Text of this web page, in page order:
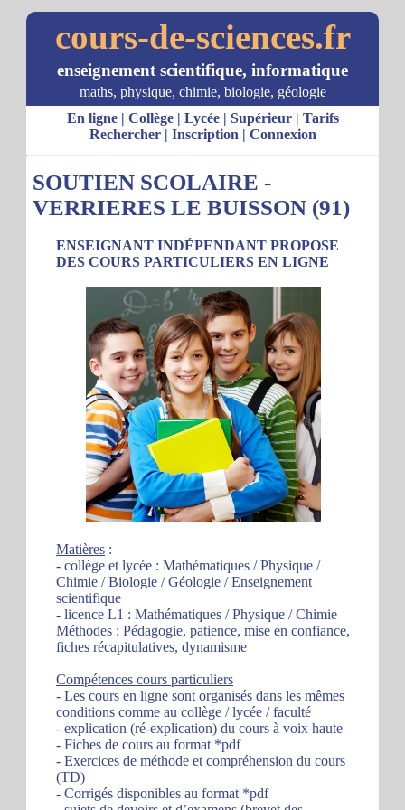
cours-de-sciences.fr
enseignement scientifique, informatique
maths, physique, chimie, biologie, géologie
En ligne| Collège| Lycée| Supérieur| Tarifs
Rechercher| Inscription | Connexion
SOUTIEN SCOLAIRE -
VERRIERES LE BUISSON (91)
ENSEIGNANT INDÉPENDANT PROPOSE
DES COURS PARTICULIERS EN LIGNE
Matières :
- collège et lycée : Mathématiques / Physique /
Chimie / Biologie / Géologie / Enseignement
scientifique
- licence L1 : Mathématiques / Physique / Chimie
Méthodes : Pédagogie, patience, mise en confiance,
fiches récapitulatives, dynamisme
Compétences cours particuliers
- Les cours en ligne sont organisés dans les mêmes
conditions comme au collège / lycée / faculté
- explication (ré-explication) du cours à voix haute
- Fiches de cours au format *pdf
- Exercices de méthode et compréhension du cours
(TD)
- Corrigés disponibles au format *pdf